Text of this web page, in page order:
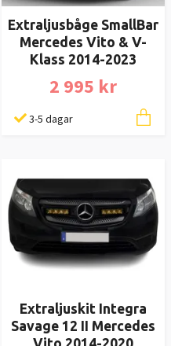
Extraljusbåge SmallBar
Mercedes Vito & V-
Klass 2014-2023
2 995 kr
3-5 dagar
Extraljuskit Integra
Savage 12 II Mercedes
Vito 2014-2020